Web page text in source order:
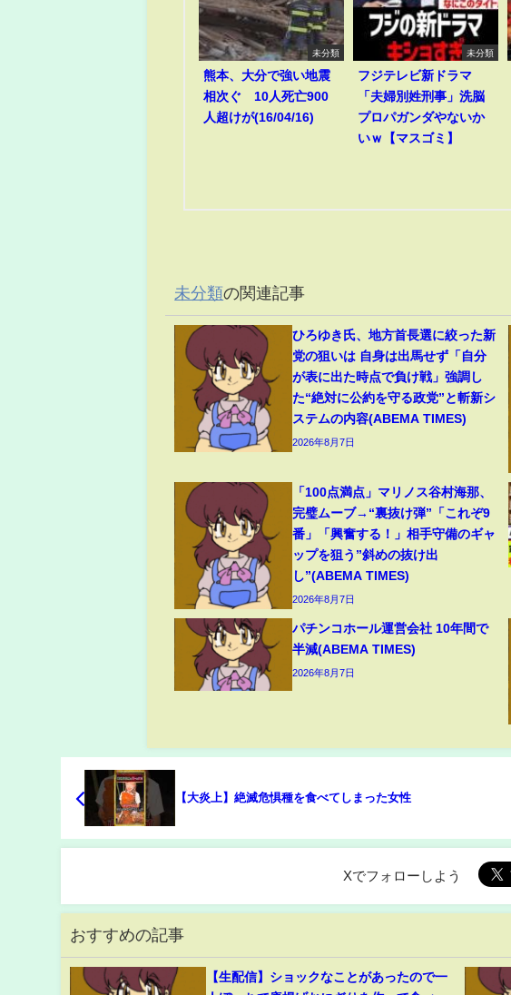
未分類
熊本、大分で強い地震
相次ぐ 10人死亡900
人超けが(16/04/16)
未分類
フジテレビ新ドラマ
「夫婦別姓刑事」洗脳
プロパガンダやないか
いｗ【マスゴミ】
未分類の関連記事
ひろゆき氏、地方首長選に絞った新
党の狙いは 自身は出馬せず「自分
が表に出た時点で負け戦」強調し
た“絶対に公約を守る政党”と斬新シ
ステムの内容(ABEMA TIMES)
2026年8月7日
「100点満点」マリノス谷村海那、
完璧ムーブ→“裏抜け弾”「これぞ9
番」「興奮する！」相手守備のギャ
ップを狙う”斜めの抜け出
し”(ABEMA TIMES)
2026年8月7日
パチンコホール運営会社 10年間で
半減(ABEMA TIMES)
2026年8月7日
【大炎上】絶滅危惧種を食べてしまった女性
Xでフォローしよう
おすすめの記事
【生配信】ショックなことがあったので一